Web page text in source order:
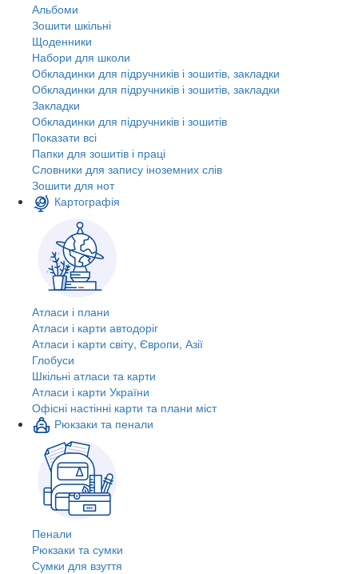
Альбоми
Зошити шкільні
Щоденники
Набори для школи
Обкладинки для підручників і зошитів, закладки
Обкладинки для підручників і зошитів, закладки
Закладки
Обкладинки для підручників і зошитів
Показати всі
Папки для зошитів і праці
Словники для запису іноземних слів
Зошити для нот
Картографія
Атласи і плани
Атласи і карти автодоріг
Атласи і карти світу, Європи, Азії
Глобуси
Шкільні атласи та карти
Атласи і карти України
Офісні настінні карти та плани міст
Рюкзаки та пенали
Пенали
Рюкзаки та сумки
Сумки для взуття